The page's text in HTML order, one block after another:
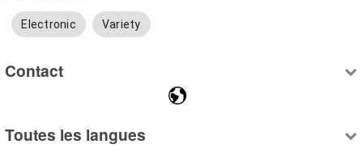
Electronic Variety
Contact
Toutes les langues